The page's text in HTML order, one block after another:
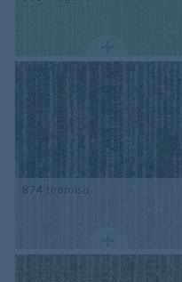
874 tiramisu